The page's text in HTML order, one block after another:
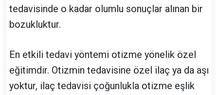
tedavisinde o kadar olumlu sonuçlar alınan bir
bozukluktur.
En etkili tedavi yöntemi otizme yönelik özel
eğitimdir. Otizmin tedavisine özel ilaç ya da aşı
yoktur, ilaç tedavisi çoğunlukla otizme eşlik